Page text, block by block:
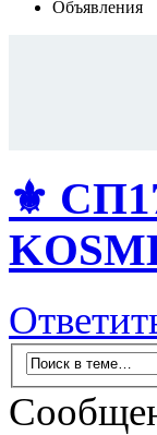
Объявления
⚜️